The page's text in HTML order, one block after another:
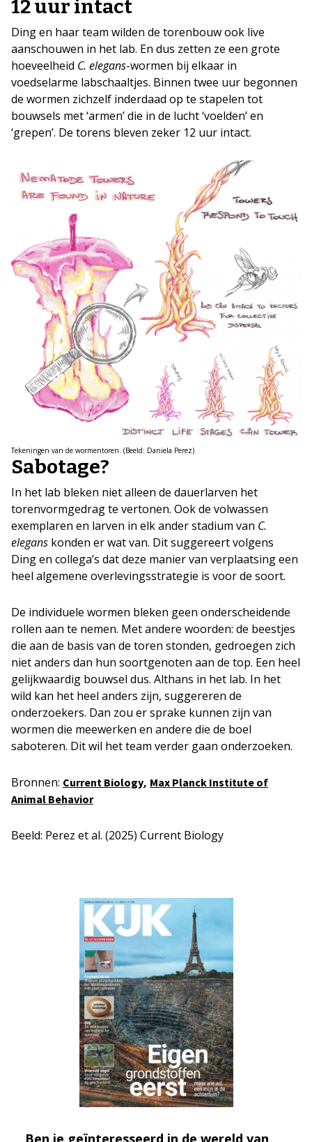
12 uur intact
Ding en haar team wilden de torenbouw ook live
aanschouwen in het lab. En dus zetten ze een grote
hoeveelheid C. elegans-wormen bij elkaar in
voedselarme labschaaltjes. Binnen twee uur begonnen
de wormen zichzelf inderdaad op te stapelen tot
bouwsels met ‘armen’ die in de lucht ‘voelden’ en
‘grepen’. De torens bleven zeker 12 uur intact.
Tekeningen van de wormentoren. (Beeld: Daniela Perez)
Sabotage?
In het lab bleken niet alleen de dauerlarven het
torenvormgedrag te vertonen. Ook de volwassen
exemplaren en larven in elk ander stadium van C.
elegans konden er wat van. Dit suggereert volgens
Ding en collega’s dat deze manier van verplaatsing een
heel algemene overlevingsstrategie is voor de soort.
De individuele wormen bleken geen onderscheidende
rollen aan te nemen. Met andere woorden: de beestjes
die aan de basis van de toren stonden, gedroegen zich
niet anders dan hun soortgenoten aan de top. Een heel
gelijkwaardig bouwsel dus. Althans in het lab. In het
wild kan het heel anders zijn, suggereren de
onderzoekers. Dan zou er sprake kunnen zijn van
wormen die meewerken en andere die de boel
saboteren. Dit wil het team verder gaan onderzoeken.
Bronnen: Current Biology, Max Planck Institute of
Animal Behavior
Beeld: Perez et al. (2025) Current Biology